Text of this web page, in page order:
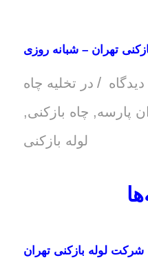
تهران – شبانه روزی
/ در تخلیه چاه
پارسه, چاه بازکنی,
لوله بازکنی
شرکت لوله بازکنی تهران